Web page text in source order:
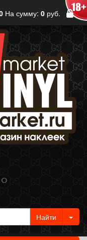
На сумму: 0 руб.